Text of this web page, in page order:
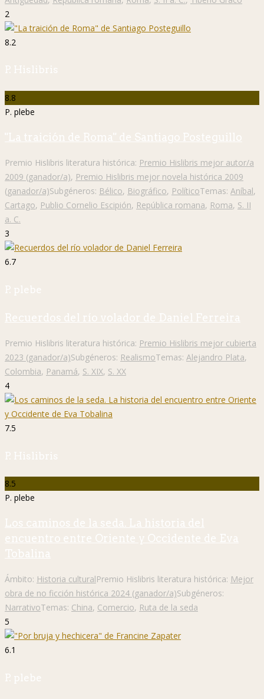
2
8.2
P. Hislibris
8.8
P. plebe
"La traición de Roma" de Santiago Posteguillo
Premio Hislibris literatura histórica: Premio Hislibris mejor autor/a
2009 (ganador/a), Premio Hislibris mejor novela histórica 2009
(ganador/a)Subgéneros: Bélico, Biográfico, PolíticoTemas: Aníbal,
Cartago, Publio Cornelio Escipión, República romana, Roma, S. II
a. C.
3
6.7
P. plebe
Recuerdos del río volador de Daniel Ferreira
Premio Hislibris literatura histórica: Premio Hislibris mejor cubierta
2023 (ganador/a)Subgéneros: RealismoTemas: Alejandro Plata,
Colombia, Panamá, S. XIX, S. XX
4
7.5
P. Hislibris
8.5
P. plebe
Los caminos de la seda. La historia del
encuentro entre Oriente y Occidente de Eva
Tobalina
Ámbito: Historia culturalPremio Hislibris literatura histórica: Mejor
obra de no ficción histórica 2024 (ganador/a)Subgéneros:
NarrativoTemas: China, Comercio, Ruta de la seda
5
6.1
P. plebe